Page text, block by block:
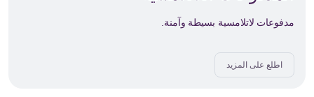
مدفوعات لاتلامسية بسيطة وآمنة.
اطلع على المزيد